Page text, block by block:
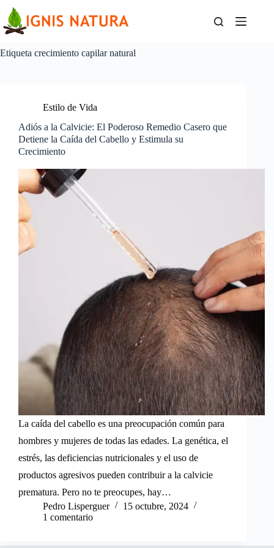
contenido
Etiqueta crecimiento capilar natural
Estilo de Vida
Adiós a la Calvicie: El Poderoso Remedio Casero que
Detiene la Caída del Cabello y Estimula su
Crecimiento
La caída del cabello es una preocupación común para
hombres y mujeres de todas las edades. La genética, el
estrés, las deficiencias nutricionales y el uso de
productos agresivos pueden contribuir a la calvicie
prematura. Pero no te preocupes, hay…
Pedro Lisperguer
15 octubre, 2024
1 comentario